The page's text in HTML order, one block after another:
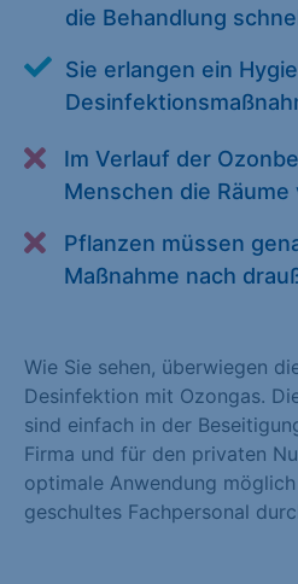
die Behandlung
Sie erlangen ein
Im Verlauf der
Menschen die Räume
Pflanzen müssen
Maßnahme nach
Wie Sie sehen, überwiegen
Desinfektion mit Ozongas.
sind einfach in der
Firma und für den privaten
optimale Anwendung
geschultes Fachpersonal
Alle akzeptieren
Zurück
Essenzielle Cookies ermöglichen
Cookie-
Statistik Cookies erfassen
Informationen helfen uns zu
unsere Website nutzen. Statistik
anonym. Diese Informationen helfen
unsere Besucher unsere Website
Cookie-